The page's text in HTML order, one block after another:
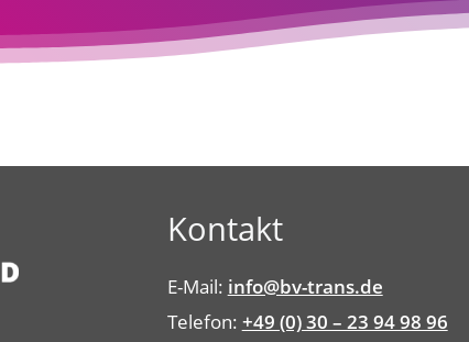
Kontakt
E-Mail: info@bv-trans.de
Telefon: +49 (0) 30 – 23 94 98 96